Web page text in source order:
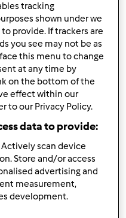
nere e posizionarle per
un cerchietto e
dei semi e ricavare un
cui realizzare il
tracking
shown under we
provide. If trackers are
you see may not be as
this menu to change
at any time by
on the bottom of the
effect within our
to our Privacy Policy.
data to provide:
scan device
Store and/or access
advertising and
measurement,
development.